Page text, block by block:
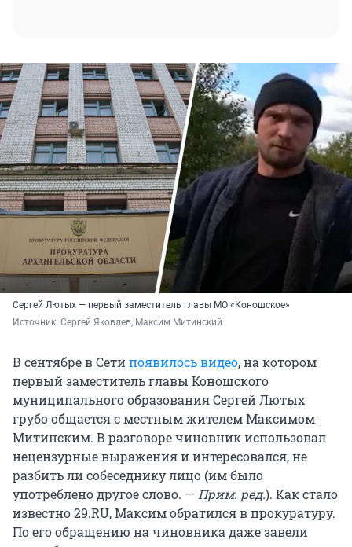
Сергей Лютых — первый заместитель главы МО «Коношское»
Источник: Сергей Яковлев, Максим Митинский
В сентябре в Сетипоявилось видео, на котором
первый заместитель главы Коношского
муниципального образования Сергей Лютых
грубо общается с местным жителем Максимом
Митинским. В разговоре чиновник использовал
нецензурные выражения и интересовался, не
разбить ли собеседнику лицо (им было
употреблено другое слово. — Прим. ред.). Как стало
известно 29.RU, Максим обратился в прокуратуру.
По его обращению на чиновника даже завели